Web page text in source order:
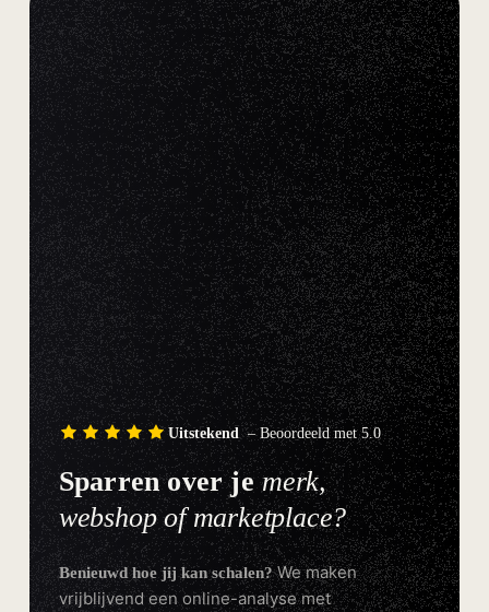
Uitstekend– Beoordeeld met 5.0
Sparren over jemerk,
webshop of marketplace?
Benieuwd hoe jij kan schalen?We maken
vrijblijvend een online-analyse met